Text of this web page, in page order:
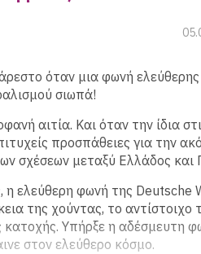
” και “ΣΤΟΝ ΤΥΠΟ ”
όλοι οι σύνδεσμοι, όπου
και πολιτικοί. Επιμελώς
άρθρα με “κομματικό”
κανείς στον
όταν μια φωνή
σιωπά!
αιτία. Και όταν την ίδια
προσπάθειες για την
σχέσεων μεταξύ Ελλάδος και
η ελεύθερη φωνή της Deutsche
της χούντας, το αντίστοιχο
κατοχής. Υπήρξε η αδέσμευτη
στον ελεύθερο κόσμο.